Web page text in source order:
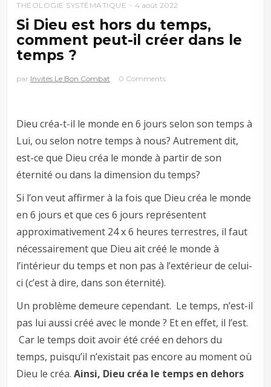
THÉOLOGIE SYSTÉMATIQUE 4 août 2022
Si Dieu est hors du temps,
comment peut-il créer dans le
temps ?
par Invités Le Bon Combat 0 Comments
Dieu créa-t-il le monde en 6 jours selon son temps à
Lui, ou selon notre temps à nous? Autrement dit,
est-ce que Dieu créa le monde à partir de son
éternité ou dans la dimension du temps?
Si l’on veut affirmer à la fois que Dieu créa le monde
en 6 jours et que ces 6 jours représentent
approximativement 24 x 6 heures terrestres, il faut
nécessairement que Dieu ait créé le monde à
l’intérieur du temps et non pas à l’extérieur de celui-
ci (c’est à dire, dans son éternité).
Un problème demeure cependant. Le temps, n’est-il
pas lui aussi créé avec le monde ? Et en effet, il l’est.
Car le temps doit avoir été créé en dehors du
temps, puisqu’il n’existait pas encore au moment où
Dieu le créa.Ainsi, Dieu créa le temps en dehors